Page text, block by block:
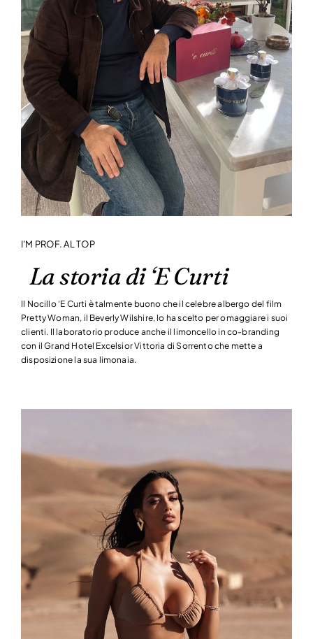
I'M PROF. AL TOP
La storia di ‘E Curti
Il Nocillo ‘E Curti è talmente buono che il celebre albergo del film
Pretty Woman, il Beverly Wilshire, lo ha scelto per omaggiare i suoi
clienti. Il laboratorio produce anche il limoncello in co-branding
con il Grand Hotel Excelsior Vittoria di Sorrento che mette a
disposizione la sua limonaia.